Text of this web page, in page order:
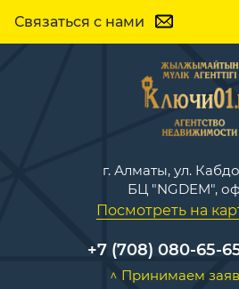
Связаться с нами
г. Алматы, ул.
БЦ "NGDEM",
Посмотреть на
+7 (708) 080-65-
^ Принимаем